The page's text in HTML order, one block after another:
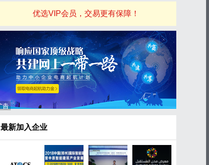
优选VIP会员，交易更有保障！
最新加入企业